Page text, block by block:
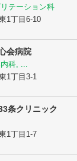
テーション科
1丁目6-10
会病院
科, ...
1丁目3-1
条クリニック
1丁目1-7